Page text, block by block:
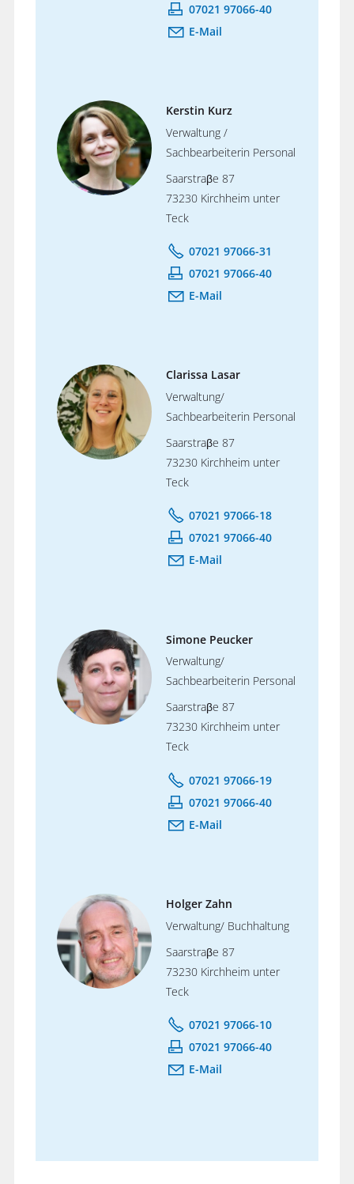
07021 97066-40
E-Mail
Kerstin Kurz
Verwaltung /
Sachbearbeiterin Personal
Saarstraβe 87
73230 Kirchheim unter
Teck
07021 97066-31
07021 97066-40
E-Mail
Clarissa Lasar
Verwaltung/
Sachbearbeiterin Personal
Saarstraβe 87
73230 Kirchheim unter
Teck
07021 97066-18
07021 97066-40
E-Mail
Simone Peucker
Verwaltung/
Sachbearbeiterin Personal
Saarstraβe 87
73230 Kirchheim unter
Teck
07021 97066-19
07021 97066-40
E-Mail
Holger Zahn
Verwaltung/ Buchhaltung
Saarstraβe 87
73230 Kirchheim unter
Teck
07021 97066-10
07021 97066-40
E-Mail